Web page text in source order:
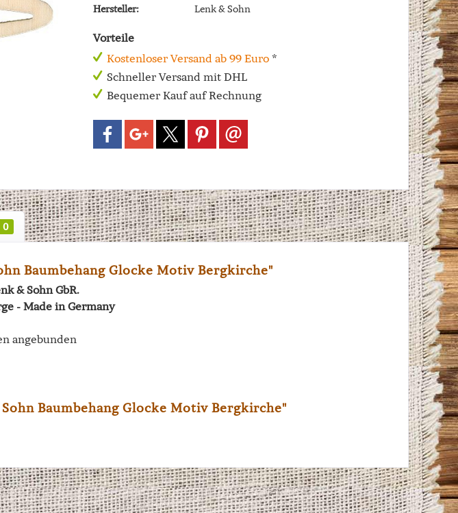
Hersteller:
Lenk & Sohn
Vorteile
Kostenloser Versand ab 99 Euro*
Schneller Versand mit DHL
Bequemer Kauf auf Rechnung
0
Baumbehang Glocke Motiv Bergkirche"
& Sohn GbR.
- Made in Germany
angebunden
Baumbehang Glocke Motiv Bergkirche"